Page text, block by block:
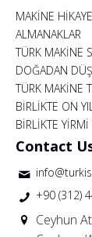
MAKİNE
ALMANAKLAR
TÜRK MAKİNE
DOĞADAN
TÜRK MAKİNE
BİRLİKTE ON
BİRLİKTE YİRMİ
Contact
+90 (312)
Ceyhun